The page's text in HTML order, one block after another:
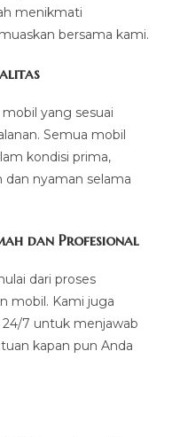
menikmati
bersama kami.
yang sesuai
Semua mobil
kondisi prima,
dan nyaman selama
dan Profesional
dari proses
mobil. Kami juga
7 untuk menjawab
kapan pun Anda